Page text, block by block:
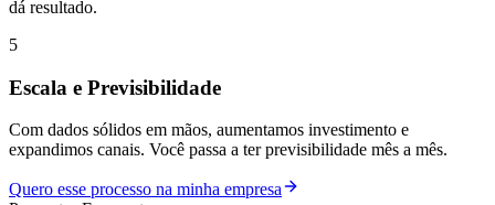
dá resultado.
5
Escala e Previsibilidade
Com dados sólidos em mãos, aumentamos investimento e
expandimos canais. Você passa a ter previsibilidade mês a mês.
Quero esse processo na minha empresa